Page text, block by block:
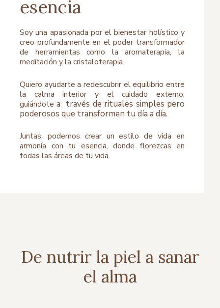
esencia
Soy una apasionada por el bienestar holístico y
creo profundamente en el poder transformador
de herramientas como la aromaterapia, la
meditación y la cristaloterapia.
Quiero ayudarte a redescubrir el equilibrio entre
la calma interior y el cuidado externo,
guiándote a través de rituales simples pero
poderosos que transformen tu día a día.
Juntas, podemos crear un estilo de vida en
armonía con tu esencia, donde florezcas en
todas las áreas de tu vida.
De nutrir la piel a sanar
el alma